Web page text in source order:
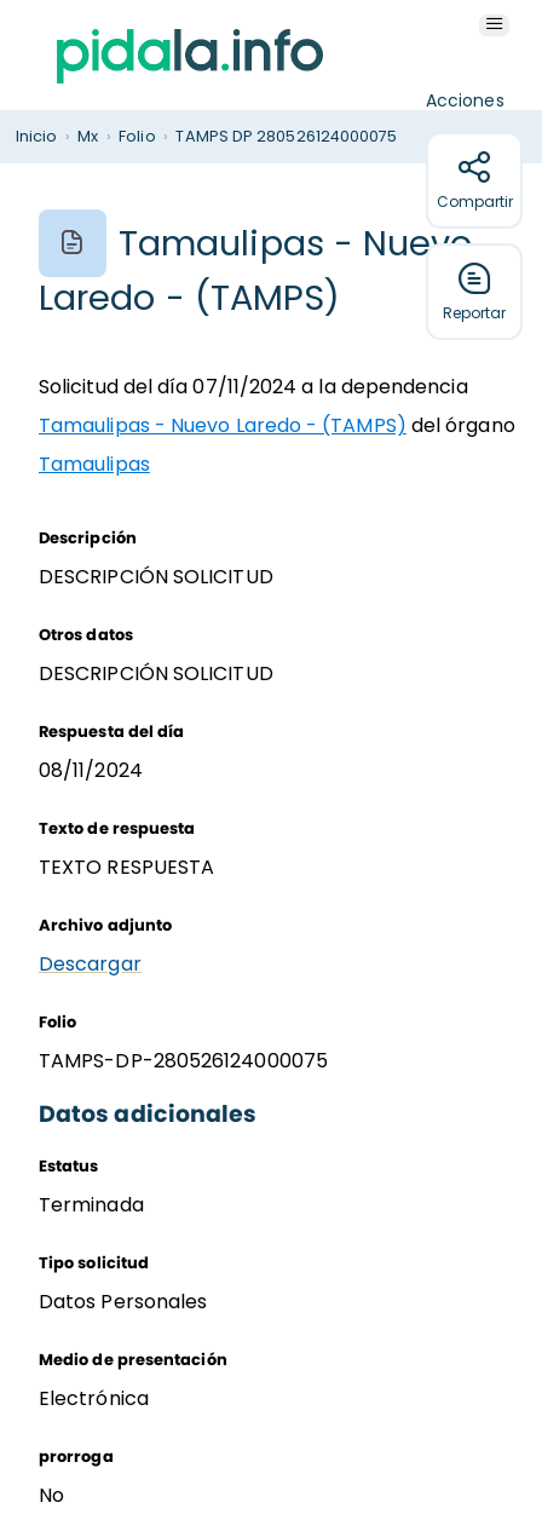
Inicio › Mx › Folio › TAMPS DP 280526124000075
Acciones
Compartir
Reportar
Tamaulipas - Nuevo
Laredo - (TAMPS)
Solicitud del día 07/11/2024 a la dependencia
Tamaulipas - Nuevo Laredo - (TAMPS) del órgano
Tamaulipas
Descripción
DESCRIPCIÓN SOLICITUD
Otros datos
DESCRIPCIÓN SOLICITUD
Respuesta del día
08/11/2024
Texto de respuesta
TEXTO RESPUESTA
Archivo adjunto
Descargar
Folio
TAMPS-DP-280526124000075
Datos adicionales
Estatus
Terminada
Tipo solicitud
Datos Personales
Medio de presentación
Electrónica
prorroga
No